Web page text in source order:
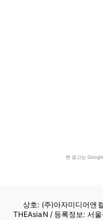
본 광고는
상호: (주)아자미디어앤
THEAsiaN / 등록정보: 서